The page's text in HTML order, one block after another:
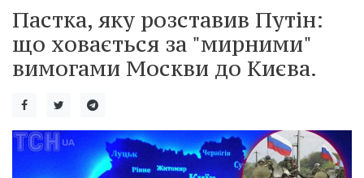
Пастка, яку розставив Путін:
що ховається за "мирними"
вимогами Москви до Києва.